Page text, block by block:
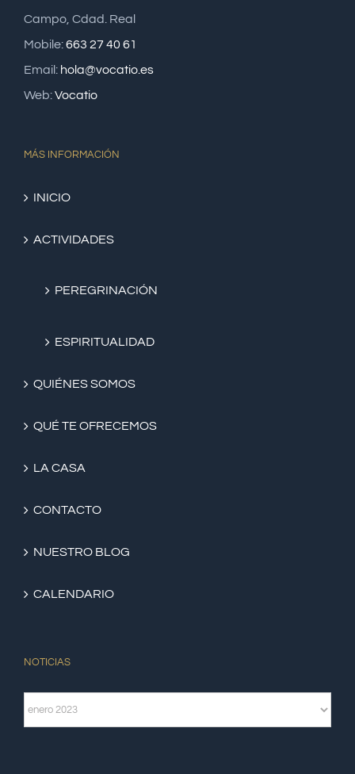
Campo, Cdad. Real
Mobile:663 27 40 61
Email: hola@vocatio.es
Web:Vocatio
MÁS INFORMACIÓN
INICIO
ACTIVIDADES
PEREGRINACIÓN
ESPIRITUALIDAD
QUIÉNES SOMOS
QUÉ TE OFRECEMOS
LA CASA
CONTACTO
NUESTRO BLOG
CALENDARIO
NOTICIAS
Noticias